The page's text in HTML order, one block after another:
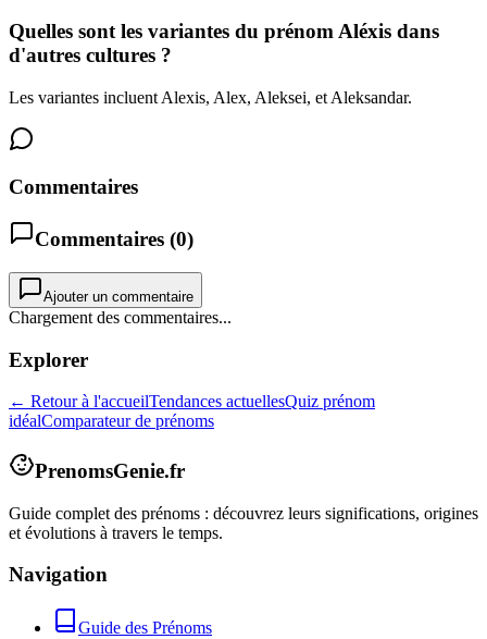
Quelles sont les variantes du prénom Aléxis dans
d'autres cultures ?
Les variantes incluent Alexis, Alex, Aleksei, et Aleksandar.
Commentaires
Commentaires (0)
Ajouter un commentaire
Chargement des commentaires...
Explorer
← Retour à l'accueilTendances actuellesQuiz prénom
idéalComparateur de prénoms
PrenomsGenie.fr
Guide complet des prénoms : découvrez leurs significations, origines
et évolutions à travers le temps.
Navigation
Guide des Prénoms